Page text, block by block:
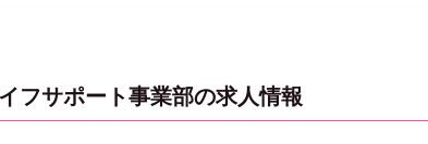
フサポート事業部の求人情報